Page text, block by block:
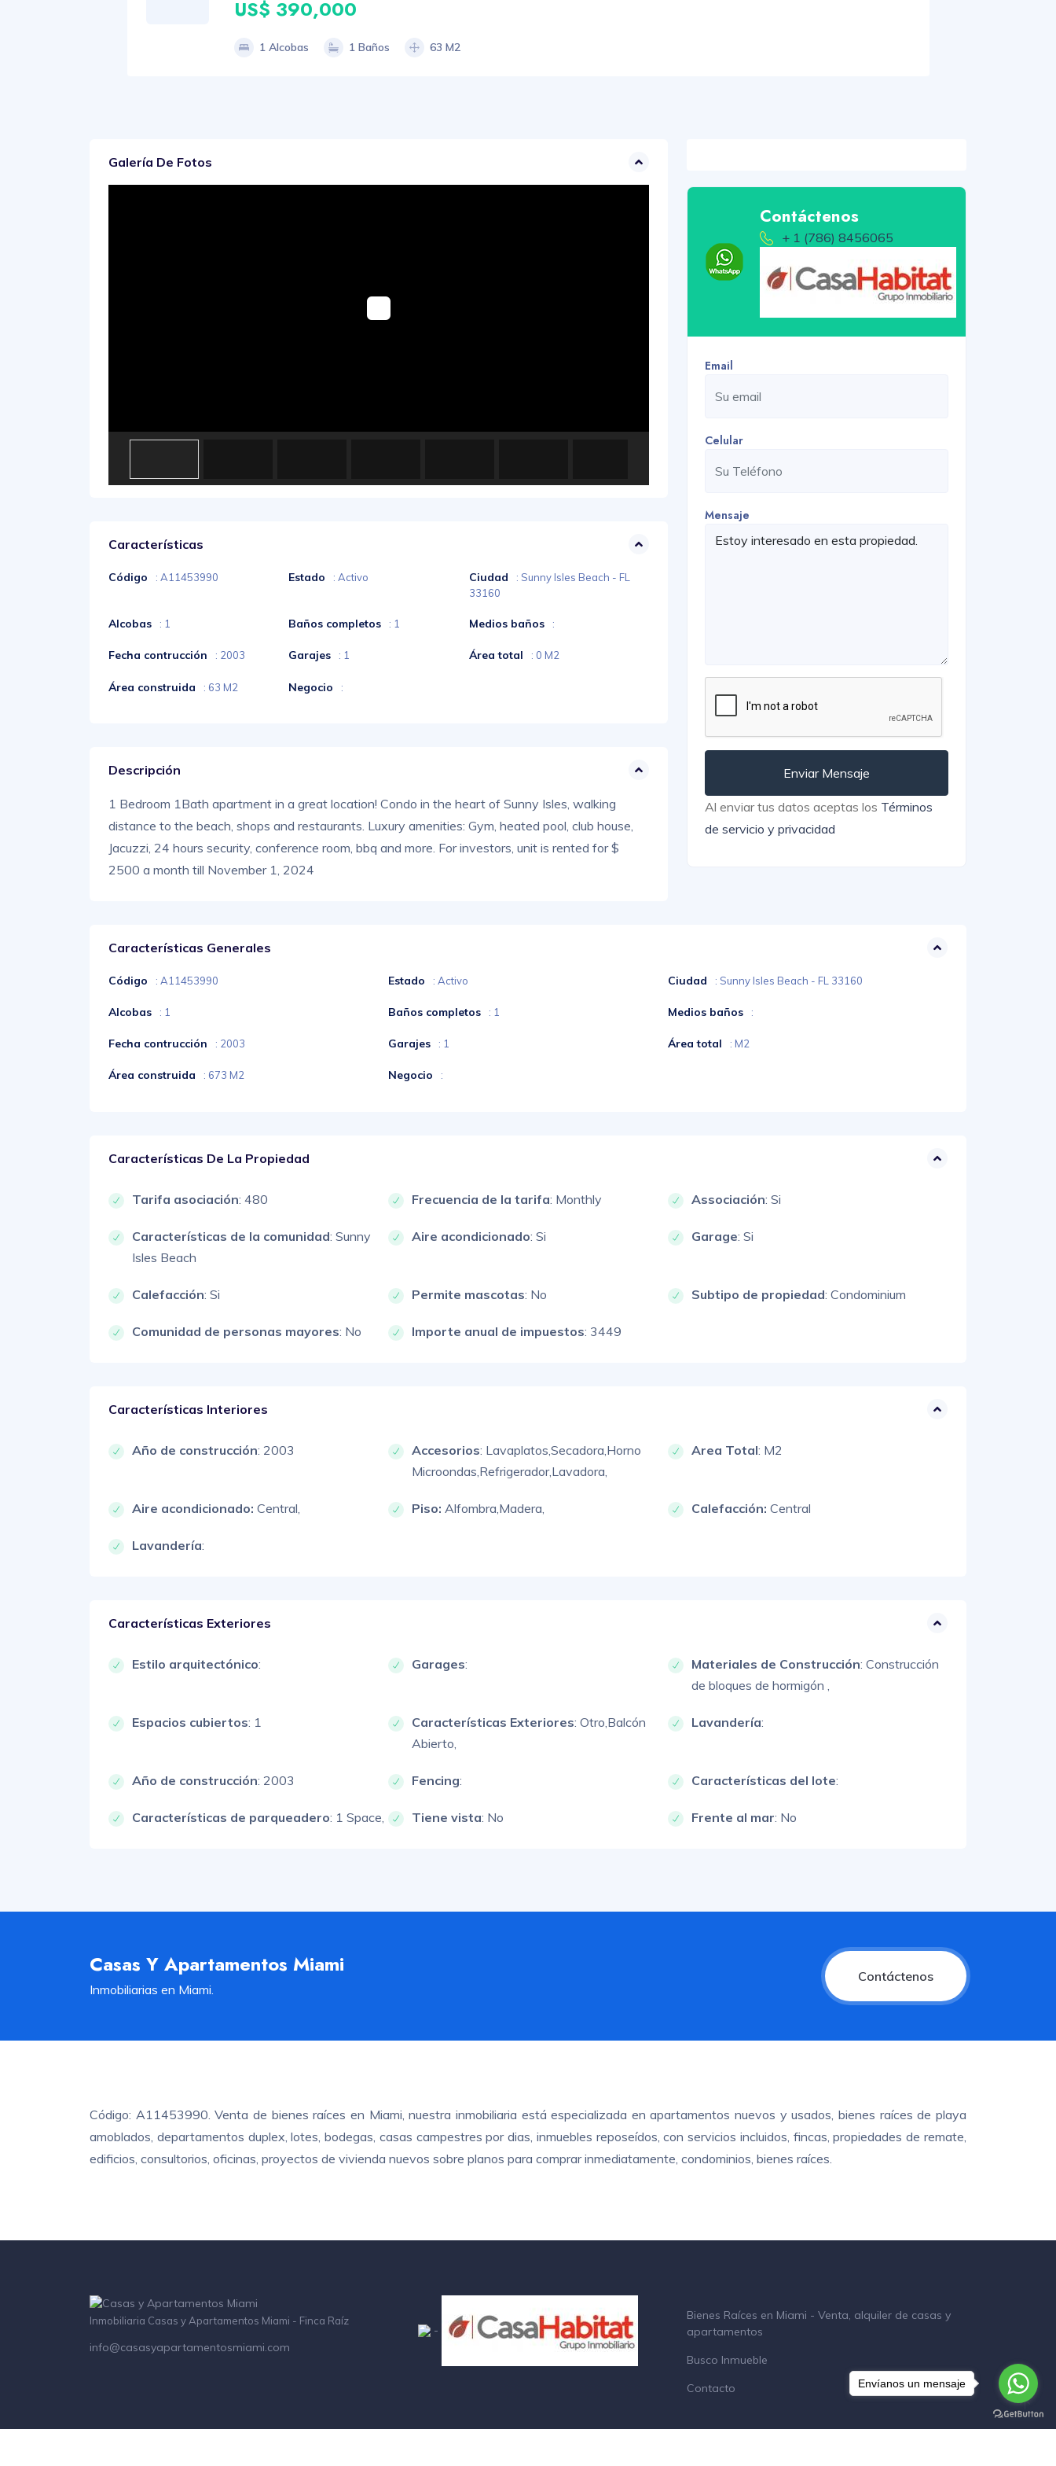
US$ 390,000
1 Alcobas 1 Baños 63 M2
Galería De Fotos
Características
Código : A11453990 Estado : Activo Ciudad
: Sunny Isles Beach - FL
33160
Alcobas : 1 Baños completos : 1 Medios baños :
Fecha contrucción : 2003 Garajes : 1 Área total : 0 M2
Área construida : 63 M2 Negocio :
Descripción
1 Bedroom 1Bath apartment in a great location! Condo in the heart of Sunny Isles, walking
distance to the beach, shops and restaurants. Luxury amenities: Gym, heated pool, club house,
Jacuzzi, 24 hours security, conference room, bbq and more. For investors, unit is rented for $
2500 a month till November 1, 2024
Contáctenos
+ 1 (786) 8456065
Email
Celular
Mensaje
Enviar Mensaje
Al enviar tus datos aceptas los Términos
de servicio y privacidad
Características Generales
Código : A11453990 Estado : Activo Ciudad : Sunny Isles Beach - FL 33160
Alcobas : 1 Baños completos : 1 Medios baños :
Fecha contrucción : 2003 Garajes : 1 Área total : M2
Área construida : 673 M2 Negocio :
Características De La Propiedad
Tarifa asociación: 480 Frecuencia de la tarifa: Monthly Associación: Si
Características de la comunidad: Sunny
Isles Beach
Aire acondicionado: Si Garage: Si
Calefacción: Si Permite mascotas: No Subtipo de propiedad: Condominium
Comunidad de personas mayores: No Importe anual de impuestos: 3449
Características Interiores
Año de construcción: 2003 Accesorios: Lavaplatos, Secadora, Horno
Microondas, Refrigerador,Lavadora,
Area Total: M2
Aire acondicionado: Central, Piso: Alfombra, Madera, Calefacción: Central
Lavandería:
Características Exteriores
Estilo arquitectónico: Garages: Materiales de Construcción: Construcción
de bloques de hormigón ,
Espacios cubiertos: 1 Características Exteriores: Otro, Balcón
Abierto,
Lavandería:
Año de construcción: 2003 Fencing: Características del lote:
Características de parqueadero: 1 Space, Tiene vista: No Frente al mar: No
Casas Y Apartamentos Miami
Inmobiliarias en Miami.
Contáctenos
Código: A11453990. Venta de bienes raíces en Miami, nuestra inmobiliaria está especializada en apartamentos nuevos y usados, bienes raíces de playa
amoblados, departamentos duplex, lotes, bodegas, casas campestres por dias, inmuebles reposeídos, con servicios incluidos, fincas, propiedades de remate,
edificios, consultorios, oficinas, proyectos de vivienda nuevos sobre planos para comprar inmediatamente, condominios, bienes raíces.
Inmobiliaria Casas y Apartamentos Miami - Finca Raíz
info@casasyapartamentosmiami.com
-
Bienes Raíces en Miami - Venta, alquiler de casas y
apartamentos
Busco Inmueble
Contacto
Envíanos un mensaje